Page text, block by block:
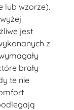
lub wzorze).
jest
z
brały
te nie